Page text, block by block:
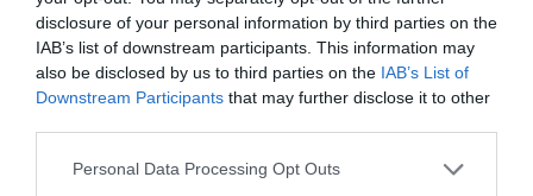
disclosure of your personal information by third parties on the
IAB’s list of downstream participants. This information may
also be disclosed by us to third parties on the IAB’s List of
Downstream Participants that may further disclose it to other
Please note that this website/app uses one or more Google
Personal Data Processing Opt Outs
15.08.2025 | 11:13
Ν.Τραμπ: «Εφικτή η ειρήνη στην Ουκρανία –
Ο Β.Πούτιν δεν πρόκειται να “παίξει” μαζί